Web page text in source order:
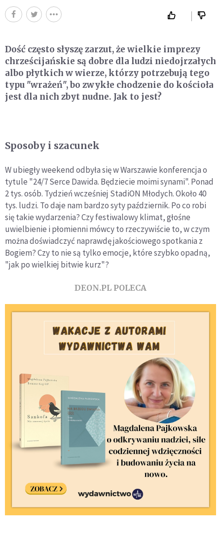
Dość często słyszę zarzut, że wielkie imprezy
chrześcijańskie są dobre dla ludzi niedojrzałych
albo płytkich w wierze, którzy potrzebują tego
typu "wrażeń", bo zwykłe chodzenie do kościoła
jest dla nich zbyt nudne. Jak to jest?
Sposoby i szacunek
W ubiegły weekend odbyła się w Warszawie konferencja o
tytule "24/7 Serce Dawida. Będziecie moimi synami". Ponad
2 tys. osób. Tydzień wcześniej StadiON Młodych. Około 40
tys. ludzi. To daje nam bardzo syty październik. Po co robi
się takie wydarzenia? Czy festiwalowy klimat, głośne
uwielbienie i płomienni mówcy to rzeczywiście to, w czym
można doświadczyć naprawdę jakościowego spotkania z
Bogiem? Czy to nie są tylko emocje, które szybko opadną,
"jak po wielkiej bitwie kurz"?
DEON.PL POLECA